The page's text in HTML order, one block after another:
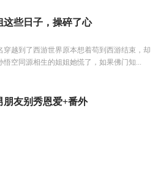
这些日子，操碎了心
穿越到了西游世界原本想着苟到西游结束，却
悟空同源相生的姐姐她慌了，如果佛门知...
朋友别秀恩爱+番外